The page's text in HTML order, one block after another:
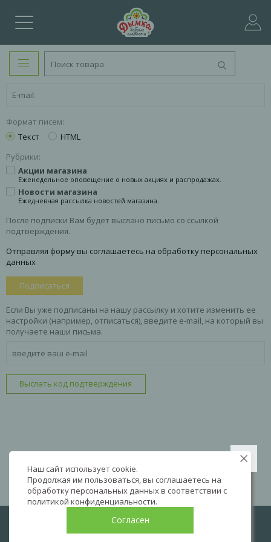
Формат писем:
Текст
HTML
Рубрики:
Акции магазина
Еженедельное оповещение о новых акциях и распродажах.
Новости магазина
Ежедневная рассылка новостей магазина.
После подписки Вам будет выслано письмо со ссылкой
подтверждения.
Отправляя форму вы соглашаетесь на обработку персональных
данных
Подписаться
Если Вы уже подписаны на нашу рассылку и хотите изменить ее
настройки (например, отписаться), введите e-mail, на который вы
получаете наши письма.
Выслать код подтверждения
Наш сайт использует cookie.
Продолжая им пользоваться, вы соглашаетесь на
обработку персональных данных в соответствии с
политикой конфиденциальности.
Согласен